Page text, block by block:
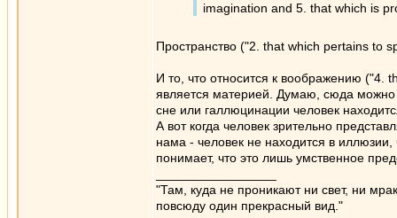
imagination and 5. that which is
Пространство ("2. that which pertains to
И то, что относится к воображению ("4.
является материей. Думаю, сюда
сне или галлюцинации человек
А вот когда человек зрительно
нама - человек не находится в
понимает, что это лишь умственное
"Там, куда не проникают ни свет, ни
повсюду один прекрасный вид."